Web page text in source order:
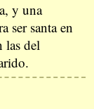
y una
ser santa en
las del